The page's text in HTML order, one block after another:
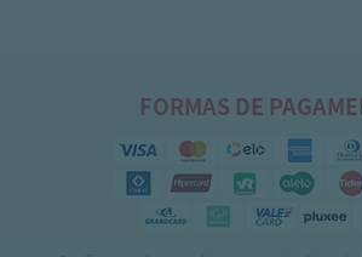
FORMAS DE